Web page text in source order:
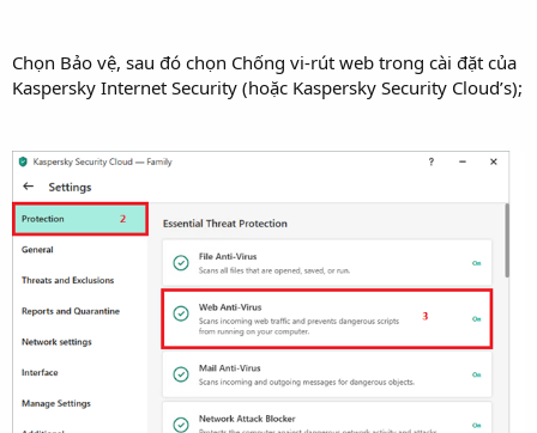
Chọn Bảo vệ, sau đó chọn Chống vi-rút web trong cài đặt của
Kaspersky Internet Security (hoặc Kaspersky Security Cloud’s);